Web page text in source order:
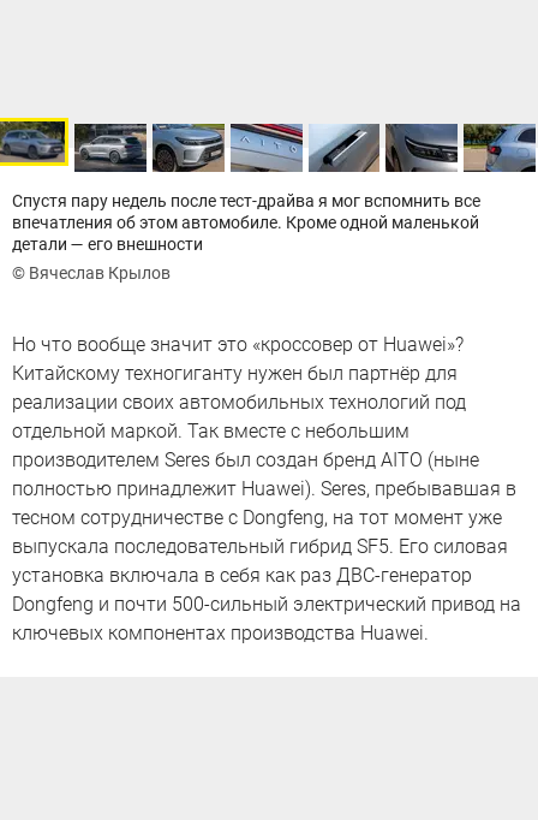
Спустя пару недель после тест-драйва я мог вспомнить все
впечатления об этом автомобиле. Кроме одной маленькой
детали — его внешности
© Вячеслав Крылов
Но что вообще значит это «кроссовер от Huawei»?
Китайскому техногиганту нужен был партнёр для
реализации своих автомобильных технологий под
отдельной маркой. Так вместе с небольшим
производителем Seres был создан бренд AITO (ныне
полностью принадлежит Huawei). Seres, пребывавшая в
тесном сотрудничестве с Dongfeng, на тот момент уже
выпускала последовательный гибрид SF5. Его силовая
установка включала в себя как раз ДВС-генератор
Dongfeng и почти 500-сильный электрический привод на
ключевых компонентах производства Huawei.